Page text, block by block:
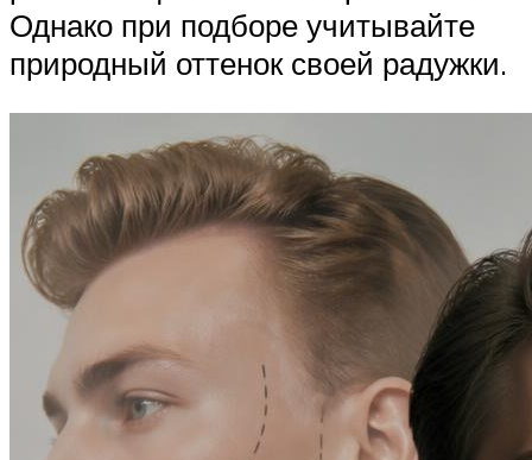
Однако при подборе учитывайте
природный оттенок своей радужки.